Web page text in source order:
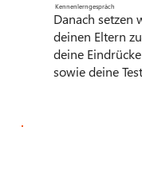
Kennenlerngespräch
Danach setzen
deinen Eltern
deine
sowie deine